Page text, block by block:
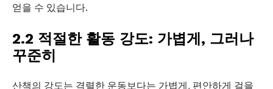
얻을 수 있습니다.
2.2 적절한 활동 강도: 가볍게, 그러나
꾸준히
산책의 강도는 격렬한 운동보다는 가볍게, 편안하게 걸을